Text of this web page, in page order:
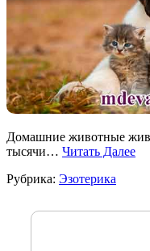
Домашние животные
тысячи… Читать Далее
Рубрика: Эзотерика